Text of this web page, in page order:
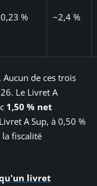
% ~2,4 %
de ces trois
Le Livret A
1,50 % net
A Sup, à 0,50 %
la fiscalité
livret